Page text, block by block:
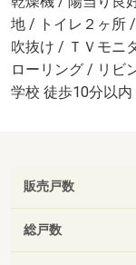
地 / トイレ２ヶ所
吹抜け / ＴＶモニ
ローリング / リビ
学校 徒歩10分以
販売戸数
総戸数